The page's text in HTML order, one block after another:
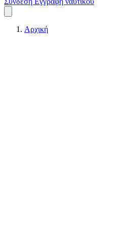
Αρχική